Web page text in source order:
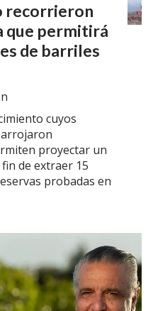
recorrieron
que permitirá
de barriles
cuyos
proyectar un
de extraer 15
probadas en